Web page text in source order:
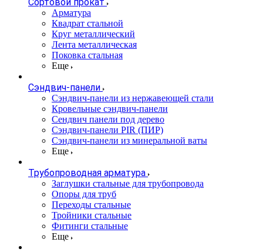
Арматура
Квадрат стальной
Круг металлический
Лента металлическая
Поковка стальная
Еще
Сэндвич-панели
Cэндвич-панели из нержавеющей стали
Кровельные сэндвич-панели
Сендвич панели под дерево
Сэндвич-панели PIR (ПИР)
Сэндвич-панели из минеральной ваты
Еще
Трубопроводная арматура
Заглушки стальные для трубопровода
Опоры для труб
Переходы стальные
Тройники стальные
Фитинги стальные
Еще